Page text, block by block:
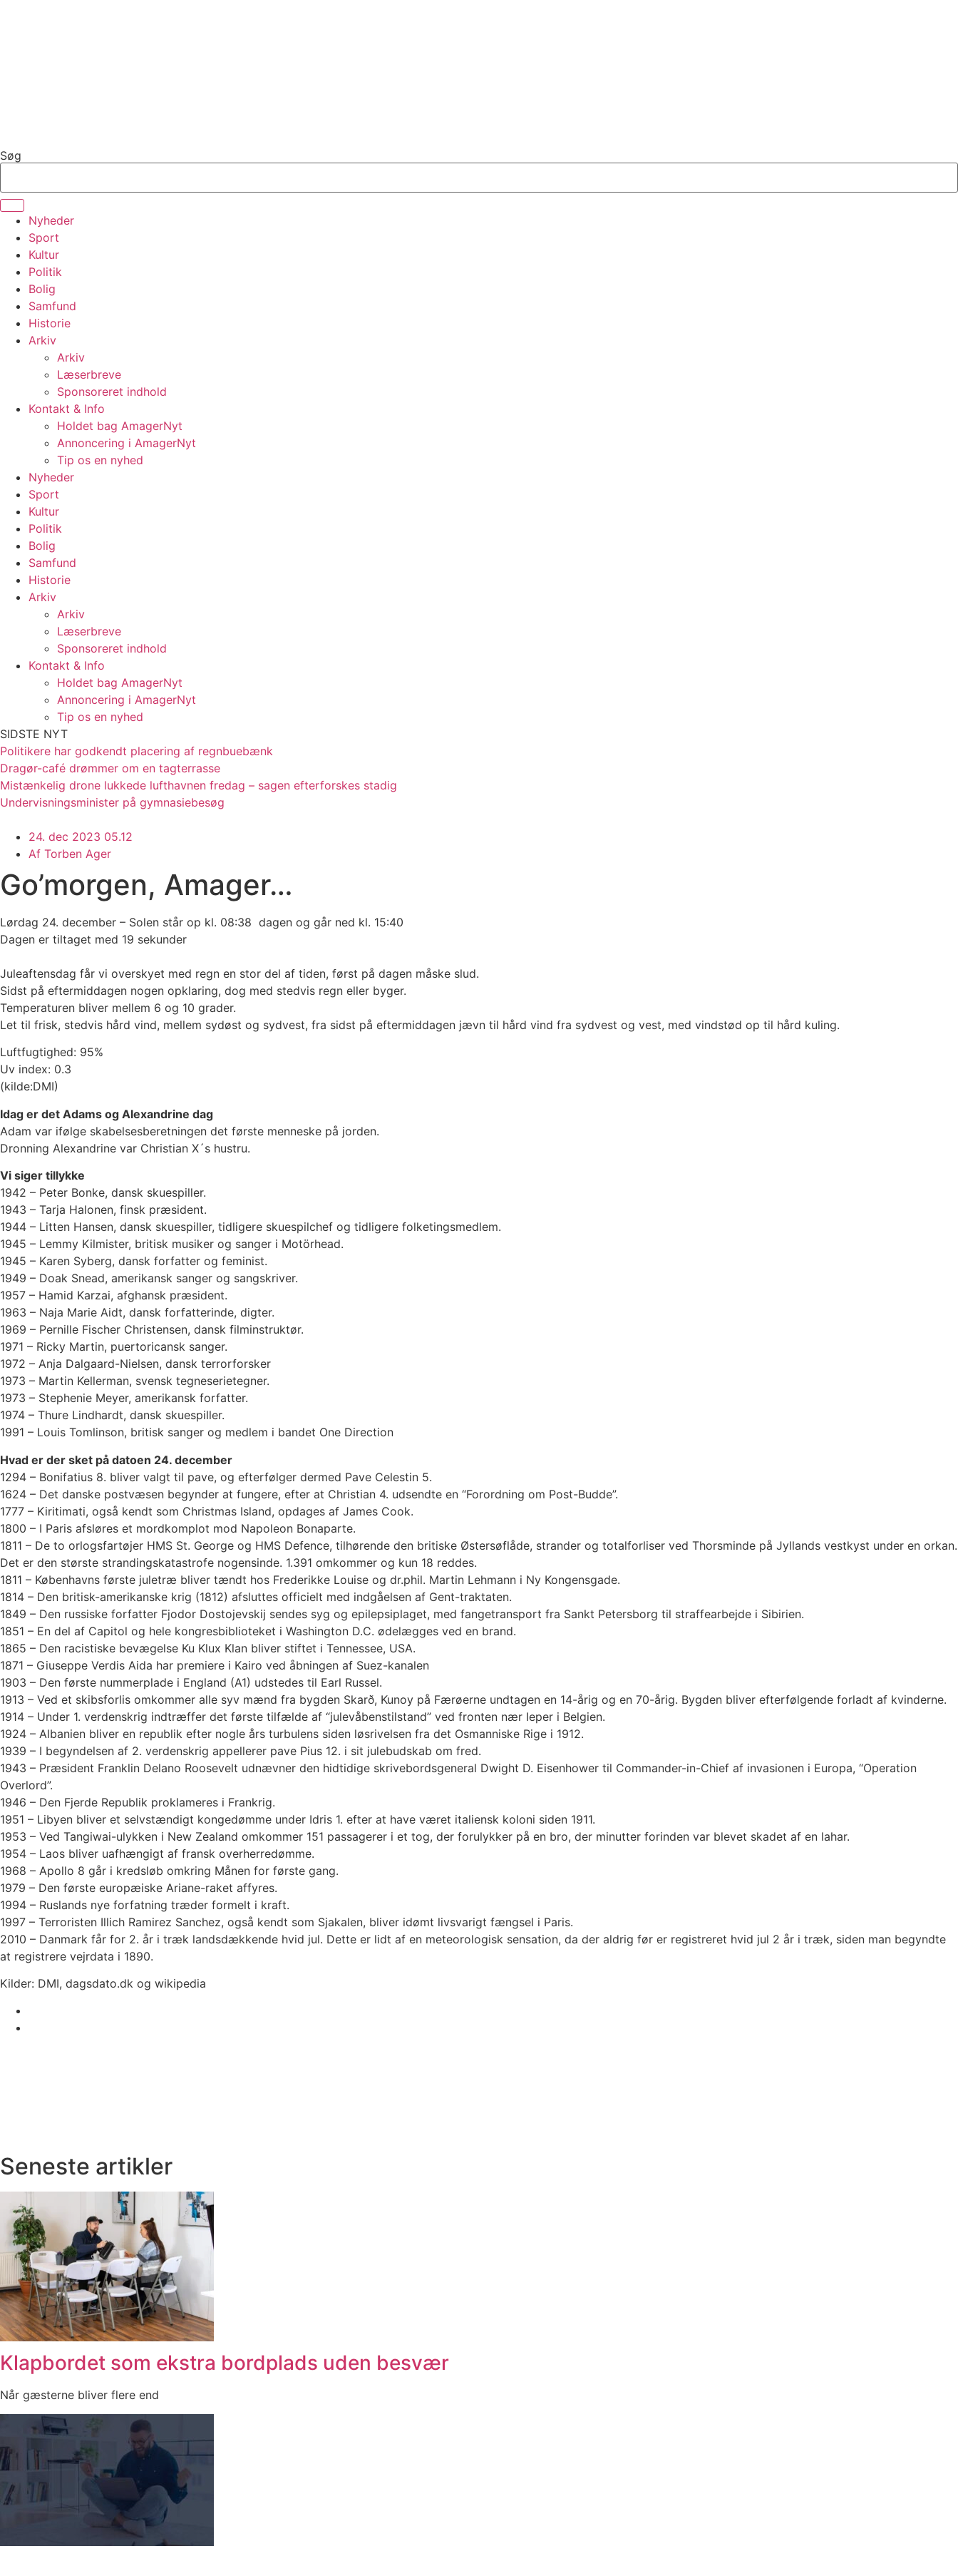
Søg
Nyheder
Sport
Kultur
Politik
Bolig
Samfund
Historie
Arkiv
Arkiv
Læserbreve
Sponsoreret indhold
Kontakt & Info
Holdet bag AmagerNyt
Annoncering i AmagerNyt
Tip os en nyhed
Nyheder
Sport
Kultur
Politik
Bolig
Samfund
Historie
Arkiv
Arkiv
Læserbreve
Sponsoreret indhold
Kontakt & Info
Holdet bag AmagerNyt
Annoncering i AmagerNyt
Tip os en nyhed
SIDSTE NYT
Politikere har godkendt placering af regnbuebænk
Dragør-café drømmer om en tagterrasse
Mistænkelig drone lukkede lufthavnen fredag – sagen efterforskes stadig
Undervisningsminister på gymnasiebesøg
24. dec 2023 05.12
Af Torben Ager
Go’morgen, Amager…
Lørdag 24. december – Solen står op kl. 08:38 dagen og går ned kl. 15:40
Dagen er tiltaget med 19 sekunder
Juleaftensdag får vi overskyet med regn en stor del af tiden, først på dagen måske slud.
Sidst på eftermiddagen nogen opklaring, dog med stedvis regn eller byger.
Temperaturen bliver mellem 6 og 10 grader.
Let til frisk, stedvis hård vind, mellem sydøst og sydvest, fra sidst på eftermiddagen jævn til hård vind fra sydvest og vest, med vindstød op til hård kuling.
Luftfugtighed: 95%
Uv index: 0.3
(kilde:DMI)
Idag er det Adams og Alexandrine dag
Adam var ifølge skabelsesberetningen det første menneske på jorden.
Dronning Alexandrine var Christian X´s hustru.
Vi siger tillykke
1942 – Peter Bonke, dansk skuespiller.
1943 – Tarja Halonen, finsk præsident.
1944 – Litten Hansen, dansk skuespiller, tidligere skuespilchef og tidligere folketingsmedlem.
1945 – Lemmy Kilmister, britisk musiker og sanger i Motörhead.
1945 – Karen Syberg, dansk forfatter og feminist.
1949 – Doak Snead, amerikansk sanger og sangskriver.
1957 – Hamid Karzai, afghansk præsident.
1963 – Naja Marie Aidt, dansk forfatterinde, digter.
1969 – Pernille Fischer Christensen, dansk filminstruktør.
1971 – Ricky Martin, puertoricansk sanger.
1972 – Anja Dalgaard-Nielsen, dansk terrorforsker
1973 – Martin Kellerman, svensk tegneserietegner.
1973 – Stephenie Meyer, amerikansk forfatter.
1974 – Thure Lindhardt, dansk skuespiller.
1991 – Louis Tomlinson, britisk sanger og medlem i bandet One Direction
Hvad er der sket på datoen 24. december
1294 – Bonifatius 8. bliver valgt til pave, og efterfølger dermed Pave Celestin 5.
1624 – Det danske postvæsen begynder at fungere, efter at Christian 4. udsendte en “Forordning om Post-Budde”.
1777 – Kiritimati, også kendt som Christmas Island, opdages af James Cook.
1800 – I Paris afsløres et mordkomplot mod Napoleon Bonaparte.
1811 – De to orlogsfartøjer HMS St. George og HMS Defence, tilhørende den britiske Østersøflåde, strander og totalforliser ved Thorsminde på Jyllands vestkyst under en orkan.
Det er den største strandingskatastrofe nogensinde. 1.391 omkommer og kun 18 reddes.
1811 – Københavns første juletræ bliver tændt hos Frederikke Louise og dr.phil. Martin Lehmann i Ny Kongensgade.
1814 – Den britisk-amerikanske krig (1812) afsluttes officielt med indgåelsen af Gent-traktaten.
1849 – Den russiske forfatter Fjodor Dostojevskij sendes syg og epilepsiplaget, med fangetransport fra Sankt Petersborg til straffearbejde i Sibirien.
1851 – En del af Capitol og hele kongresbiblioteket i Washington D.C. ødelægges ved en brand.
1865 – Den racistiske bevægelse Ku Klux Klan bliver stiftet i Tennessee, USA.
1871 – Giuseppe Verdis Aida har premiere i Kairo ved åbningen af Suez-kanalen
1903 – Den første nummerplade i England (A1) udstedes til Earl Russel.
1913 – Ved et skibsforlis omkommer alle syv mænd fra bygden Skarð, Kunoy på Færøerne undtagen en 14-årig og en 70-årig. Bygden bliver efterfølgende forladt af kvinderne.
1914 – Under 1. verdenskrig indtræffer det første tilfælde af “julevåbenstilstand” ved fronten nær Ieper i Belgien.
1924 – Albanien bliver en republik efter nogle års turbulens siden løsrivelsen fra det Osmanniske Rige i 1912.
1939 – I begyndelsen af 2. verdenskrig appellerer pave Pius 12. i sit julebudskab om fred.
1943 – Præsident Franklin Delano Roosevelt udnævner den hidtidige skrivebordsgeneral Dwight D. Eisenhower til Commander-in-Chief af invasionen i Europa, “Operation
Overlord”.
1946 – Den Fjerde Republik proklameres i Frankrig.
1951 – Libyen bliver et selvstændigt kongedømme under Idris 1. efter at have været italiensk koloni siden 1911.
1953 – Ved Tangiwai-ulykken i New Zealand omkommer 151 passagerer i et tog, der forulykker på en bro, der minutter forinden var blevet skadet af en lahar.
1954 – Laos bliver uafhængigt af fransk overherredømme.
1968 – Apollo 8 går i kredsløb omkring Månen for første gang.
1979 – Den første europæiske Ariane-raket affyres.
1994 – Ruslands nye forfatning træder formelt i kraft.
1997 – Terroristen Illich Ramirez Sanchez, også kendt som Sjakalen, bliver idømt livsvarigt fængsel i Paris.
2010 – Danmark får for 2. år i træk landsdækkende hvid jul. Dette er lidt af en meteorologisk sensation, da der aldrig før er registreret hvid jul 2 år i træk, siden man begyndte
at registrere vejrdata i 1890.
Kilder: DMI, dagsdato.dk og wikipedia
Seneste artikler
Klapbordet som ekstra bordplads uden besvær
Når gæsterne bliver flere end